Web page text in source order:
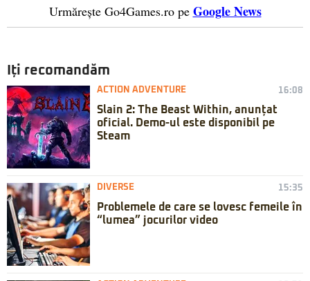
Urmărește Go4Games.ro pe Google News
Iți recomandăm
ACTION ADVENTURE 16:08
Slain 2: The Beast Within, anunțat
oficial. Demo-ul este disponibil pe
Steam
DIVERSE 15:35
Problemele de care se lovesc femeile în
“lumea” jocurilor video